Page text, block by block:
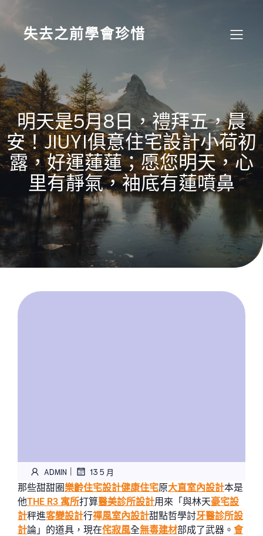
content
失去之前學會珍惜
明天是5月8日，禮拜五，晨
安！JIUYI俱意住宅設計小荷初
露，好運蓮蓮；愿您明天，心
里有靜氣，袖底有蓮噴鼻
ADMIN | 13 5 月
那些甜甜圈樂齡住宅設計健康住宅原大直室內設計本是
他THE R3 寓所打算醫美診所設計用來「與林天豪宅設
計秤進客變設計行禪風室內設計甜點哲學討牙醫診所設
計論」的道具，現在侘寂風全無毒建材部成了武器。 會